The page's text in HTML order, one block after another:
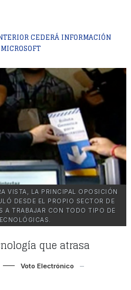
CEDERÁ INFORMACIÓN
VISTA, LA PRINCIPAL OPOSICIÓN
DESDE EL PROPIO SECTOR DE
A TRABAJAR CON TODO TIPO DE
que atrasa
Voto Electrónico